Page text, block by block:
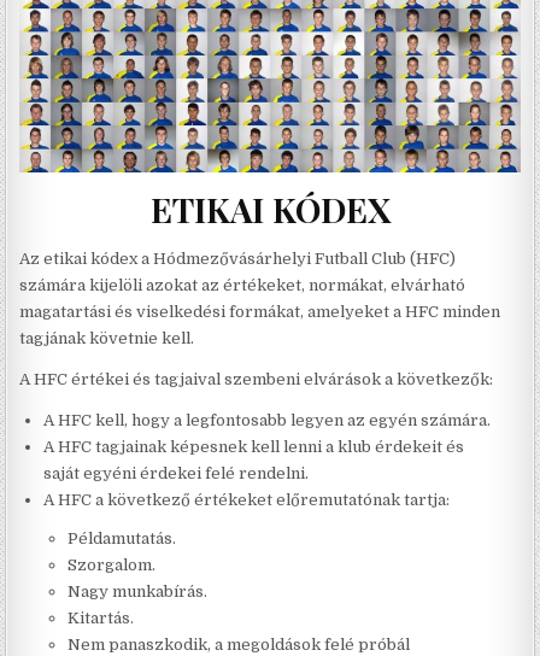
ETIKAI KÓDEX
Az etikai kódex a Hódmezővásárhelyi Futball Club (HFC)
számára kijelöli azokat az értékeket, normákat, elvárható
magatartási és viselkedési formákat, amelyeket a HFC minden
tagjának követnie kell.
A HFC értékei és tagjaival szembeni elvárások a következők:
A HFC kell, hogy a legfontosabb legyen az egyén számára.
A HFC tagjainak képesnek kell lenni a klub érdekeit és
saját egyéni érdekei felé rendelni.
A HFC a következő értékeket előremutatónak tartja:
Példamutatás.
Szorgalom.
Nagy munkabírás.
Kitartás.
Nem panaszkodik, a megoldások felé próbál